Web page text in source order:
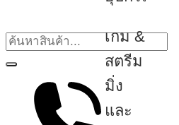
เกม &
สตรีม
มิ่ง
และ